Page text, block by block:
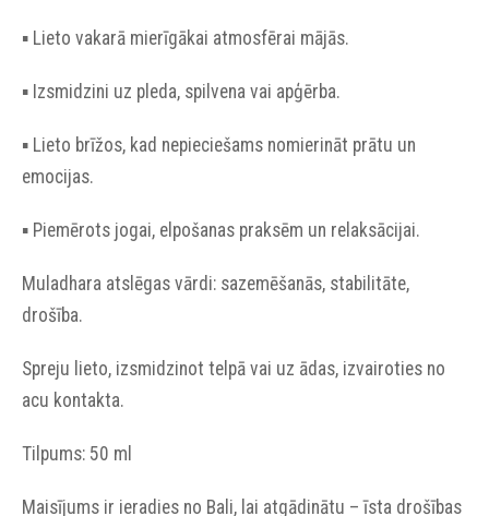
▪︎ Lieto vakarā mierīgākai atmosfērai mājās.
▪︎ Izsmidzini uz pleda, spilvena vai apģērba.
▪︎ Lieto brīžos, kad nepieciešams nomierināt prātu un
emocijas.
▪︎ Piemērots jogai, elpošanas praksēm un relaksācijai.
Muladhara atslēgas vārdi: sazemēšanās, stabilitāte,
drošība.
Spreju lieto, izsmidzinot telpā vai uz ādas, izvairoties no
acu kontakta.
Tilpums: 50 ml
Maisījums ir ieradies no Bali, lai atgādinātu – īsta drošības